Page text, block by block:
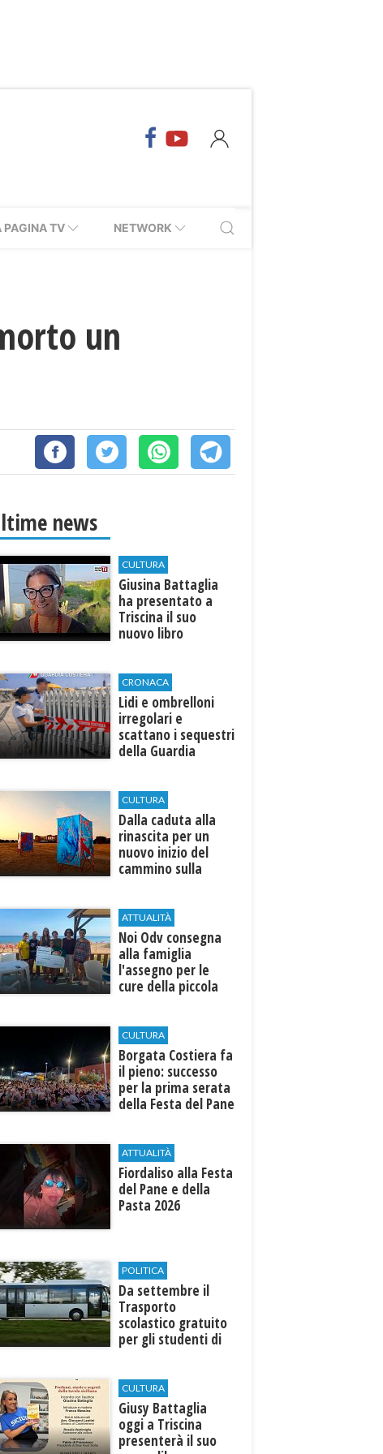
PAGINA TV NETWORK
un
news
CULTURA
Giusina Battaglia
ha presentato a
Triscina il suo
nuovo libro
CRONACA
Lidi e ombrelloni
irregolari e
scattano i sequestri
della Guardia
CULTURA
Dalla caduta alla
rinascita per un
nuovo inizio del
cammino sulla
ATTUALITÀ
Noi Odv consegna
alla famiglia
l'assegno per le
cure della piccola
CULTURA
​Borgata Costiera fa
il pieno: successo
per la prima serata
della Festa del Pane
ATTUALITÀ
Fiordaliso alla Festa
del Pane e della
Pasta 2026
POLITICA
Da settembre il
Trasporto
scolastico gratuito
per gli studenti di
CULTURA
Giusy Battaglia
oggi a Triscina
presenterà il suo